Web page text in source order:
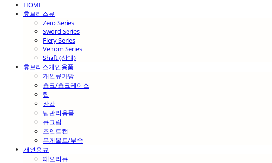
HOME
휴브리스큐
Zero Series
Sword Series
Fiery Series
Venom Series
Shaft (상대)
휴브리스개인용품
개인큐가방
쵸크/쵸크케이스
팁
장갑
팁관리용품
큐그립
조인트캡
무게볼트/부속
개인용큐
떼오리큐